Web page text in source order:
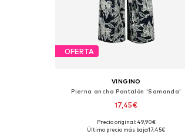
OFERTA
VINGINO
Pierna ancha Pantalón 'Samanda'
17,45€
Tallas disponibles: 152, 164
Precio original: 49,90€
Último precio más bajo:17,45€